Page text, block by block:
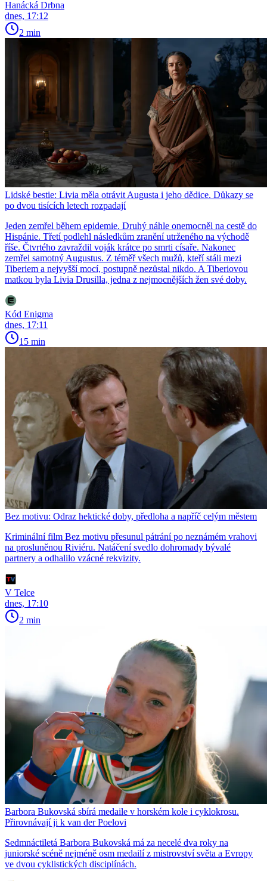
Hanácká Drbna
dnes, 17:12
2 min
Lidské bestie: Livia měla otrávit Augusta i jeho dědice. Důkazy se
po dvou tisících letech rozpadají
Jeden zemřel během epidemie. Druhý náhle onemocněl na cestě do
Hispánie. Třetí podlehl následkům zranění utrženého na východě
říše. Čtvrtého zavraždil voják krátce po smrti císaře. Nakonec
zemřel samotný Augustus. Z téměř všech mužů, kteří stáli mezi
Tiberiem a nejvyšší mocí, postupně nezůstal nikdo. A Tiberiovou
matkou byla Livia Drusilla, jedna z nejmocnějších žen své doby.
Kód Enigma
dnes, 17:11
15 min
Bez motivu: Odraz hektické doby, předloha a napříč celým městem
Kriminální film Bez motivu přesunul pátrání po neznámém vrahovi
na prosluněnou Riviéru. Natáčení svedlo dohromady bývalé
partnery a odhalilo vzácné rekvizity.
V Telce
dnes, 17:10
2 min
Barbora Bukovská sbírá medaile v horském kole i cyklokrosu.
Přirovnávají ji k van der Poelovi
Sedmnáctiletá Barbora Bukovská má za necelé dva roky na
juniorské scéně nejméně osm medailí z mistrovství světa a Evropy
ve dvou cyklistických disciplínách.